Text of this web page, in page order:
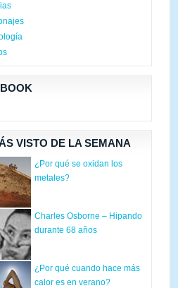
VISTO DE LA SEMANA
¿Por qué se oxidan los
metales?
Charles Osborne – Hipando
durante 68 años
¿Por qué cuando hace más
calor es en verano?